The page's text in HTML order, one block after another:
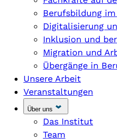
Berufsbildung im
Digitalisierung
Inklusion und
Migration und
Übergänge in
Unsere Arbeit
Veranstaltungen
Über uns
Das Institut
Team